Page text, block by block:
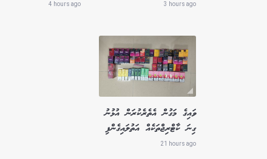
3 hours ago
4 hours ago
ވައިގެ މަގުން އެތެރެކުރަން އުޅުނު
ގިނަ ކާޓްރިޖްތަކެއް އަތުލައިގެންފި
21 hours ago